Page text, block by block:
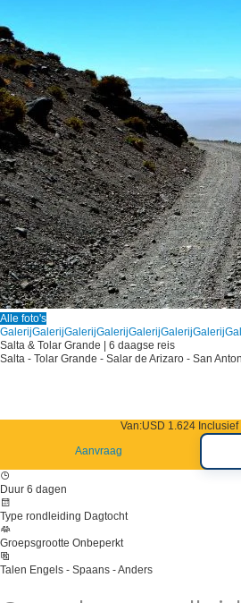
Alle foto's
GalerijGalerijGalerijGalerijGalerijGalerijGalerij
Salta & Tolar Grande | 6 daagse reis
Salta - Tolar Grande - Salar de Arizaro - San
Van:USD 1.624
Aanvraag
Duur 6 dagen
Type rondleiding Dagtocht
Groepsgrootte Onbeperkt
Talen Engels - Spaans - Anders